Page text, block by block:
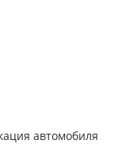
автомобиля